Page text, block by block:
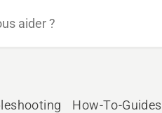
How-To-Guides